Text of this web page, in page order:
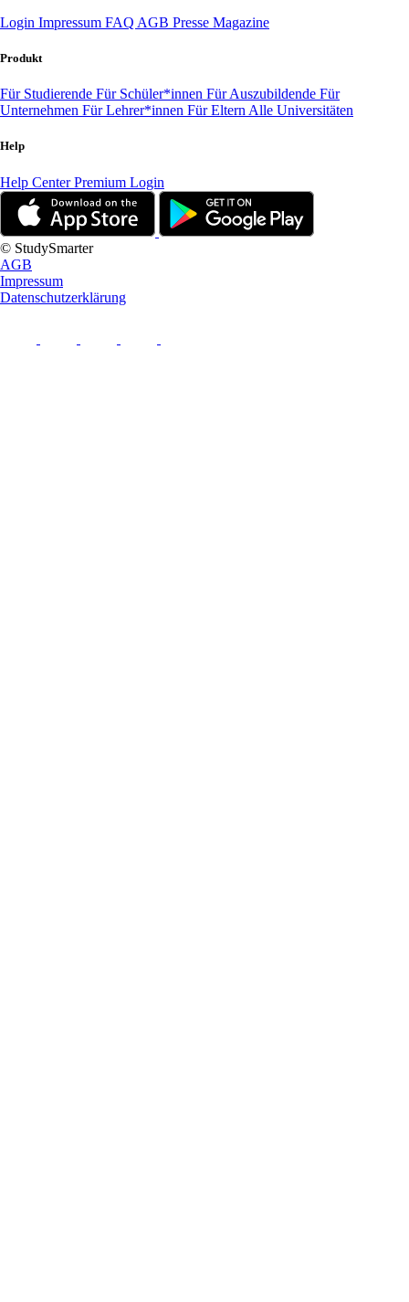
Login Impressum FAQ AGB Presse Magazine
Produkt
Für Studierende Für Schüler*innen Für Auszubildende Für
Unternehmen Für Lehrer*innen Für Eltern Alle Universitäten
Help
Help CenterPremium Login
© StudySmarter
AGB
Impressum
Datenschutzerklärung